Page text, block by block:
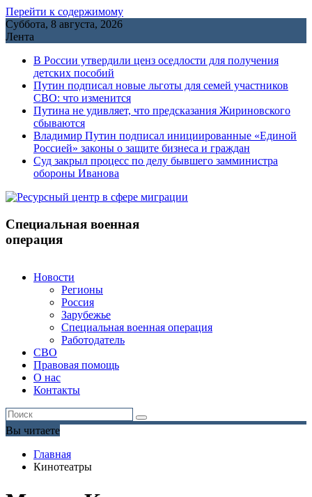
Перейти к содержимому
Суббота, 8 августа, 2026
Лента
В России утвердили ценз оседлости для получения
детских пособий
Путин подписал новые льготы для семей участников
СВО: что изменится
Путина не удивляет, что предсказания Жириновского
сбываются
Владимир Путин подписал инициированные «Единой
Россией» законы о защите бизнеса и граждан
Cуд закрыл процесс по делу бывшего замминистра
обороны Иванова
Специальная военная
операция
Новости
Регионы
Россия
Зарубежье
Специальная военная операция
Работодатель
СВО
Правовая помощь
О нас
Контакты
Вы читаете
Главная
Кинотеатры